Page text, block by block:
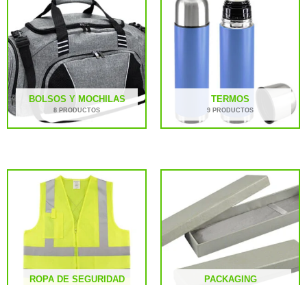
BOLSOS Y MOCHILAS
8 PRODUCTOS
TERMOS
9 PRODUCTOS
ROPA DE SEGURIDAD PACKAGING